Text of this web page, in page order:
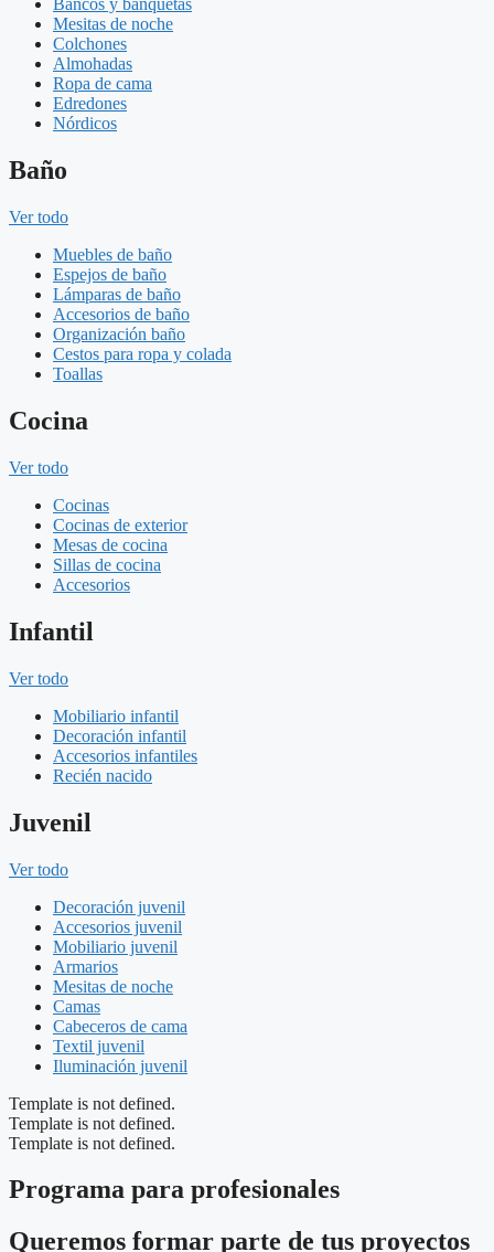
Bancos y banquetas
Mesitas de noche
Colchones
Almohadas
Ropa de cama
Edredones
Nórdicos
Baño
Ver todo
Muebles de baño
Espejos de baño
Lámparas de baño
Accesorios de baño
Organización baño
Cestos para ropa y colada
Toallas
Cocina
Ver todo
Cocinas
Cocinas de exterior
Mesas de cocina
Sillas de cocina
Accesorios
Infantil
Ver todo
Mobiliario infantil
Decoración infantil
Accesorios infantiles
Recién nacido
Juvenil
Ver todo
Decoración juvenil
Accesorios juvenil
Mobiliario juvenil
Armarios
Mesitas de noche
Camas
Cabeceros de cama
Textil juvenil
Iluminación juvenil
Template is not defined.
Template is not defined.
Template is not defined.
Programa para profesionales
Queremos formar parte de tus proyectos